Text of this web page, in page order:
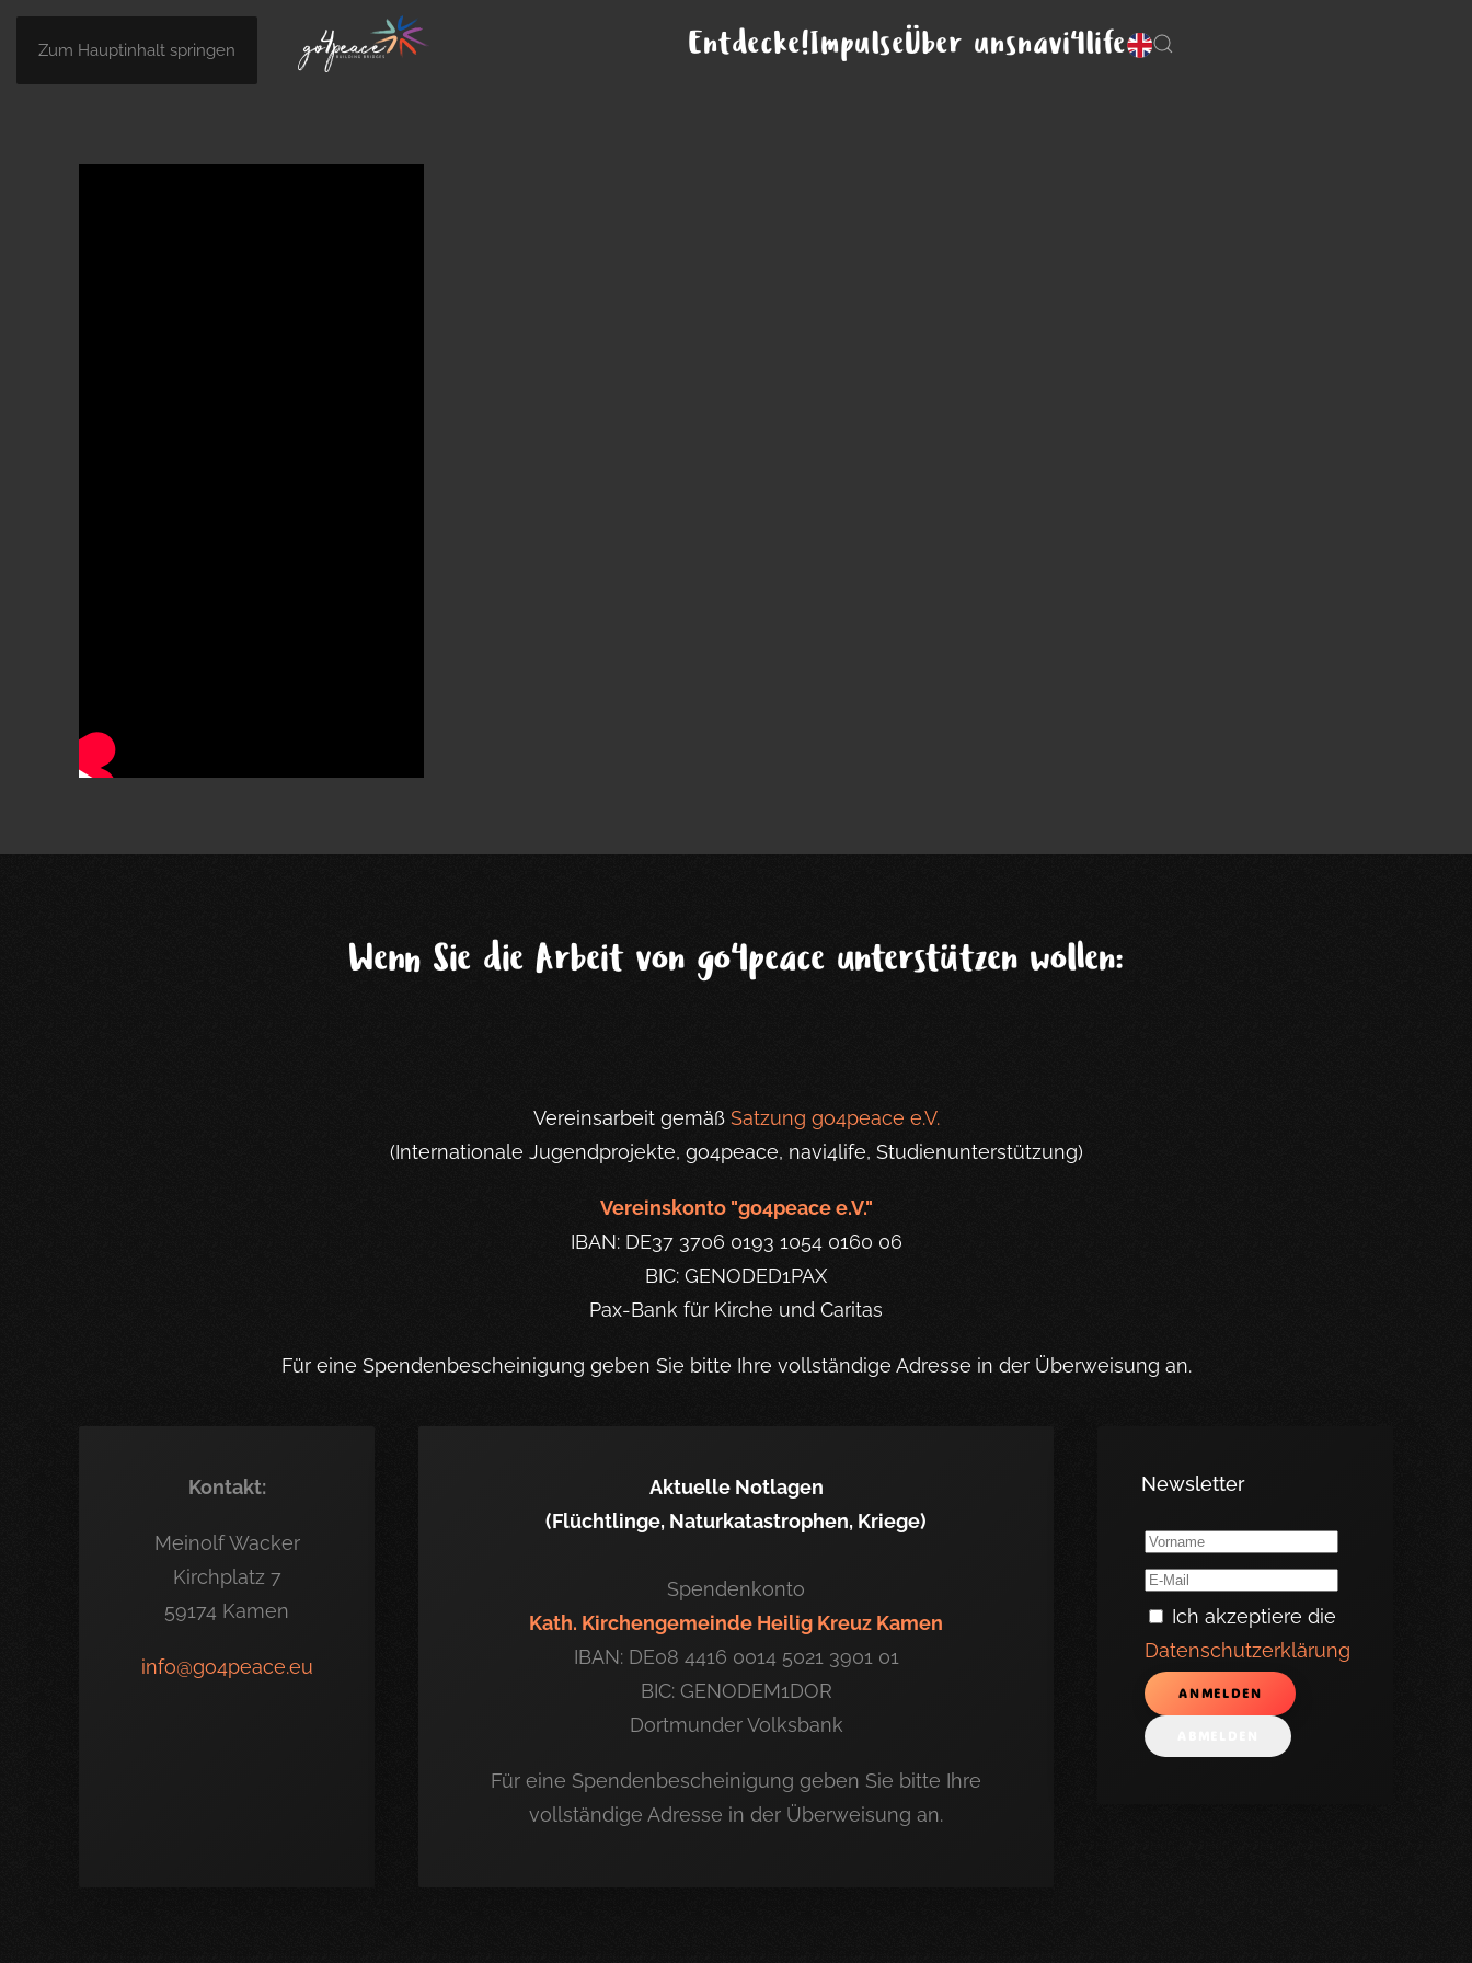
Zum Hauptinhalt springen Entdecke!ImpulseÜber unsnavi4life
Wenn Sie die Arbeit von go4peace unterstützen wollen:
Vereinsarbeit gemäß Satzung go4peace e.V.
(Internationale Jugendprojekte, go4peace, navi4life, Studienunterstützung)
Vereinskonto "go4peace e.V."
IBAN: DE37 3706 0193 1054 0160 06
BIC: GENODED1PAX
Pax-Bank für Kirche und Caritas
Für eine Spendenbescheinigung geben Sie bitte Ihre vollständige Adresse in der Überweisung an.
Kontakt:
Meinolf Wacker
Kirchplatz 7
59174 Kamen
info@go4peace.eu
Aktuelle Notlagen
(Flüchtlinge, Naturkatastrophen, Kriege)
Spendenkonto
Kath. Kirchengemeinde Heilig Kreuz Kamen
IBAN: DE08 4416 0014 5021 3901 01
BIC: GENODEM1DOR
Dortmunder Volksbank
Für eine Spendenbescheinigung geben Sie bitte Ihre
vollständige Adresse in der Überweisung an.
Newsletter
Ich akzeptiere die
Datenschutzerklärung
ANMELDEN